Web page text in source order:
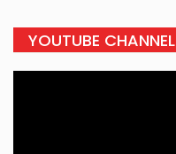
YOUTUBE CHANNEL